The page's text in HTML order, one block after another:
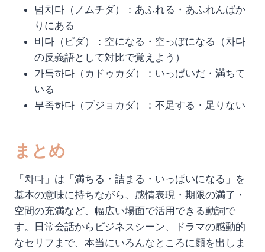
넘치다（ノムチダ）：あふれる・あふれんばか
りにある
비다（ピダ）：空になる・空っぽになる（차다
の反義語として対比で覚えよう）
가득하다（カドゥカダ）：いっぱいだ・満ちて
いる
부족하다（プジョカダ）：不足する・足りない
まとめ
「차다」は「満ちる・詰まる・いっぱいになる」を
基本の意味に持ちながら、感情表現・期限の満了・
空間の充満など、幅広い場面で活用できる動詞で
す。日常会話からビジネスシーン、ドラマの感動的
なセリフまで、本当にいろんなところに顔を出しま